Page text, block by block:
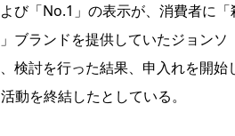
び「No.1」の表示が、消費者に「
ブランドを提供していたジョンソ
検討を行った結果、申入れを開始
動を終結したとしている。